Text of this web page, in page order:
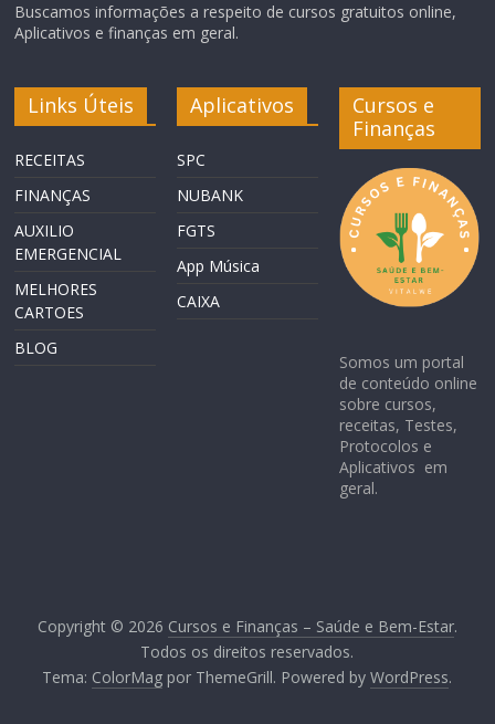
Buscamos informações a respeito de cursos gratuitos online,
Aplicativos e finanças em geral.
Links Úteis
RECEITAS
FINANÇAS
AUXILIO
EMERGENCIAL
MELHORES
CARTOES
BLOG
Aplicativos
SPC
NUBANK
FGTS
App Música
CAIXA
Cursos e
Finanças
Somos um portal
de conteúdo online
sobre cursos,
receitas, Testes,
Protocolos e
Aplicativos em
geral.
Copyright © 2026 Cursos e Finanças – Saúde e Bem-Estar.
Todos os direitos reservados.
Tema: ColorMag por ThemeGrill. Powered byWordPress.